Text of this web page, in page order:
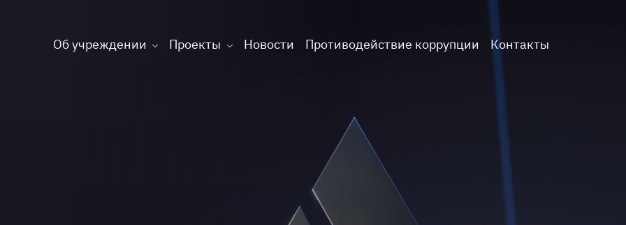
Об учреждении Проекты Новости Противодействие коррупции Контакты